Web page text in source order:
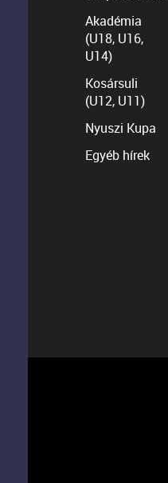
Akadémia
(U18, U16,
U14)
Kosársuli
(U12, U11)
Nyuszi Kupa
Egyéb hírek